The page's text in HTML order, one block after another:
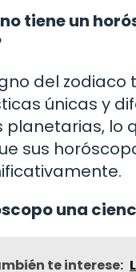
tiene un
del zodiaco
únicas y
planetarias, lo
sus
una
te interese: